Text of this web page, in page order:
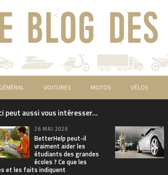
VOITURES MOTOS VÉLOS
peut aussi vous intéresser...
26 MAI 2026
BetterHelp peut-il
vraiment aider les
étudiants des grandes
écoles ? Ce que les
et les faits indiquent